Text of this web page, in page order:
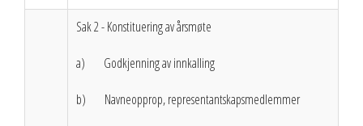
2016
2015
2014
Sak 2 - Konstituering av årsmøte
a) Godkjenning av innkalling
b) Navneopprop, representantskapsmedlemmer